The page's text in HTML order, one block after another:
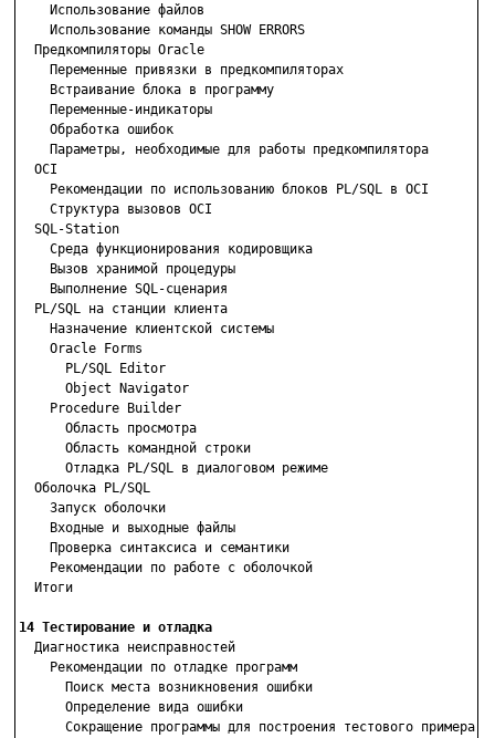
    Использование файлов
    Использование команды SHOW ERRORS
  Предкомпиляторы Oracle
    Переменные привязки в предкомпиляторах
    Встраивание блока в программу
    Переменные-индикаторы
    Обработка ошибок
    Параметры, необходимые для работы предкомпилятора
  OCI
    Рекомендации по использованию блоков PL/SQL в OCI
    Структура вызовов OCI
  SQL-Station
    Среда функционирования кодировщика
    Вызов хранимой процедуры
    Выполнение SQL-сценария
  PL/SQL на станции клиента
    Назначение клиентской системы
    Oracle Forms
      PL/SQL Editor
      Object Navigator
    Procedure Builder
      Область просмотра
      Область командной строки
      Отладка PL/SQL в диалоговом режиме
  Оболочка PL/SQL
    Запуск оболочки
    Входные и выходные файлы
    Проверка синтаксиса и семантики
    Рекомендации по работе с оболочкой
  Итоги
14 Тестирование и отладка
Диагностика неисправностей
    Рекомендации по отладке программ
      Поиск места возникновения ошибки
      Определение вида ошибки
      Сокращение программы для построения тестового примера